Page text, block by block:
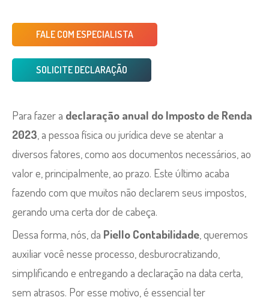
FALE COM ESPECIALISTA
SOLICITE DECLARAÇÃO
Para fazer a declaração anual do Imposto de Renda
2023, a pessoa física ou jurídica deve se atentar a
diversos fatores, como aos documentos necessários, ao
valor e, principalmente, ao prazo. Este último acaba
fazendo com que muitos não declarem seus impostos,
gerando uma certa dor de cabeça.
Dessa forma, nós, da Piello Contabilidade, queremos
auxiliar você nesse processo, desburocratizando,
simplificando e entregando a declaração na data certa,
sem atrasos. Por esse motivo, é essencial ter